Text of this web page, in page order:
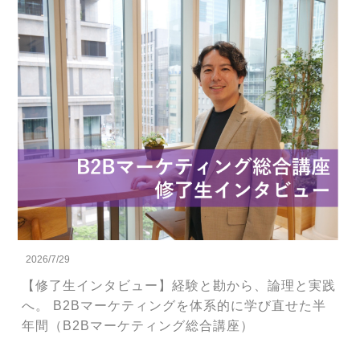
2026/7/29
【修了生インタビュー】経験と勘から、論理と実践
へ。 B2Bマーケティングを体系的に学び直せた半
年間（B2Bマーケティング総合講座）